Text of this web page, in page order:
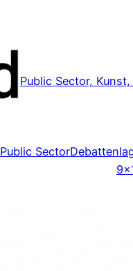
Public Sector,
Public Sector